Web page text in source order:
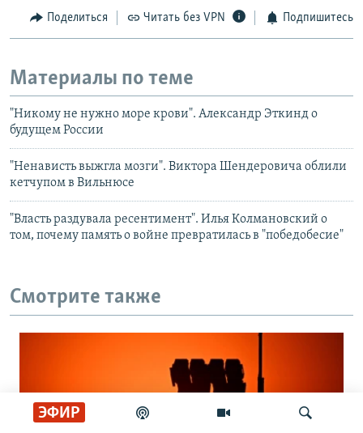
ЭФИР
Поделиться Читать без VPN Подпишитесь
Материалы по теме
"Никому не нужно море крови". Александр Эткинд о
будущем России
"Ненависть выжгла мозги". Виктора Шендеровича облили
кетчупом в Вильнюсе
"Власть раздувала ресентимент". Илья Колмановский о
том, почему память о войне превратилась в "победобесие"
Смотрите также